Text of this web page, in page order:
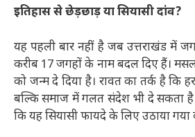
इतिहास से छेड़छाड़ या सियासी दांव?
यह पहली बार नहीं है जब उत्तराखंड में
करीब 17 जगहों के नाम बदल दिए हैं।
को जन्म दे दिया है। रावत का तर्क है कि
बल्कि समाज में गलत संदेश भी दे सकता
कि यह सियासी फायदे के लिए उठाया गया